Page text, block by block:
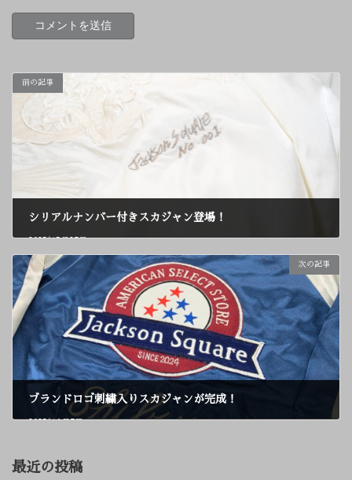
前の記事
シリアルナンバー付きスカジャン登場！
次の記事
ブランドロゴ刺繍入りスカジャンが完成！
最近の投稿